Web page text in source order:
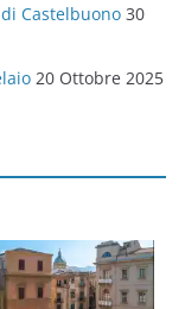
Castelbuono 30
20 Ottobre 2025